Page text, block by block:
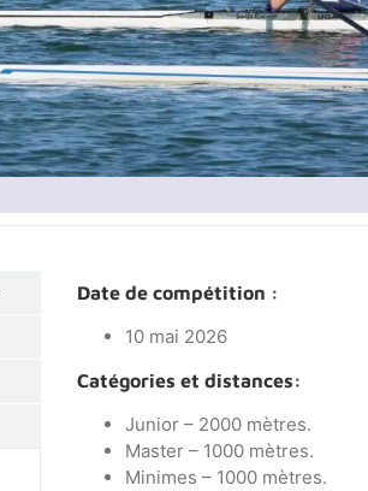
Date de compétition :
10 mai 2026
Catégories et distances:
Junior – 2000 mètres.
Master – 1000 mètres.
Minimes – 1000 mètres.